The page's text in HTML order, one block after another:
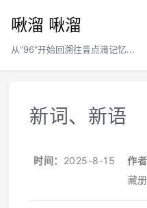
啾溜 啾溜
从"96"开始回溯往昔点滴记忆...
新词、新语
时间： 2025-8-15 作者
藏